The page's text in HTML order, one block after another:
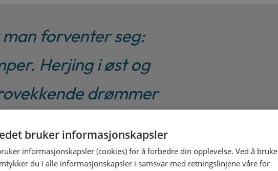
forventer seg:
Herjing i øst og
drømmer
annet: en
og, ikke minst, en
bruker informasjonskapsler
informasjonskapsler (cookies) for å forbedre din opplevelse. Ved å bruke
du i alle informasjonskapsler i samsvar med retningslinjene våre for